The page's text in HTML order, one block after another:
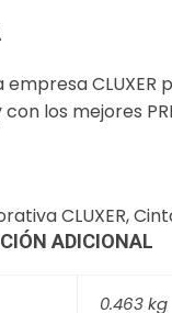
empresa
con los mejores
CLUXER,
ADICIONAL
0.463 kg